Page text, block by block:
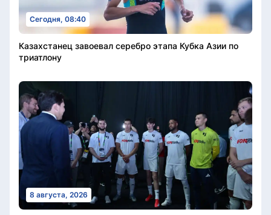
Сегодня, 08:40
Казахстанец завоевал серебро этапа Кубка Азии по
триатлону
8 августа, 2026